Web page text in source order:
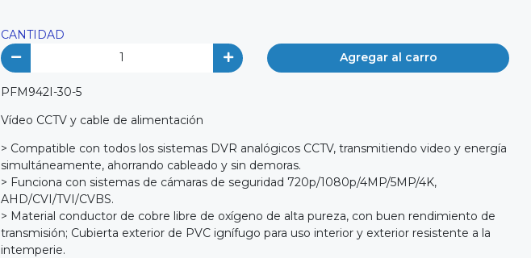
CANTIDAD
Agregar al carro
PFM942I-30-5
Vídeo CCTV y cable de alimentación
> Compatible con todos los sistemas DVR analógicos CCTV, transmitiendo video y energía
simultáneamente, ahorrando cableado y sin demoras.
> Funciona con sistemas de cámaras de seguridad 720p/1080p/4MP/5MP/4K,
AHD/CVI/TVI/CVBS.
> Material conductor de cobre libre de oxígeno de alta pureza, con buen rendimiento de
transmisión; Cubierta exterior de PVC ignífugo para uso interior y exterior resistente a la
intemperie.